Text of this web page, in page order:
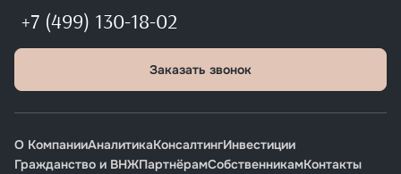
+7 (499) 130-18-02
Заказать звонок
О КомпанииАналитикаКонсалтингИнвестиции
Гражданство и ВНЖПартнёрамСобственникамКонтакты